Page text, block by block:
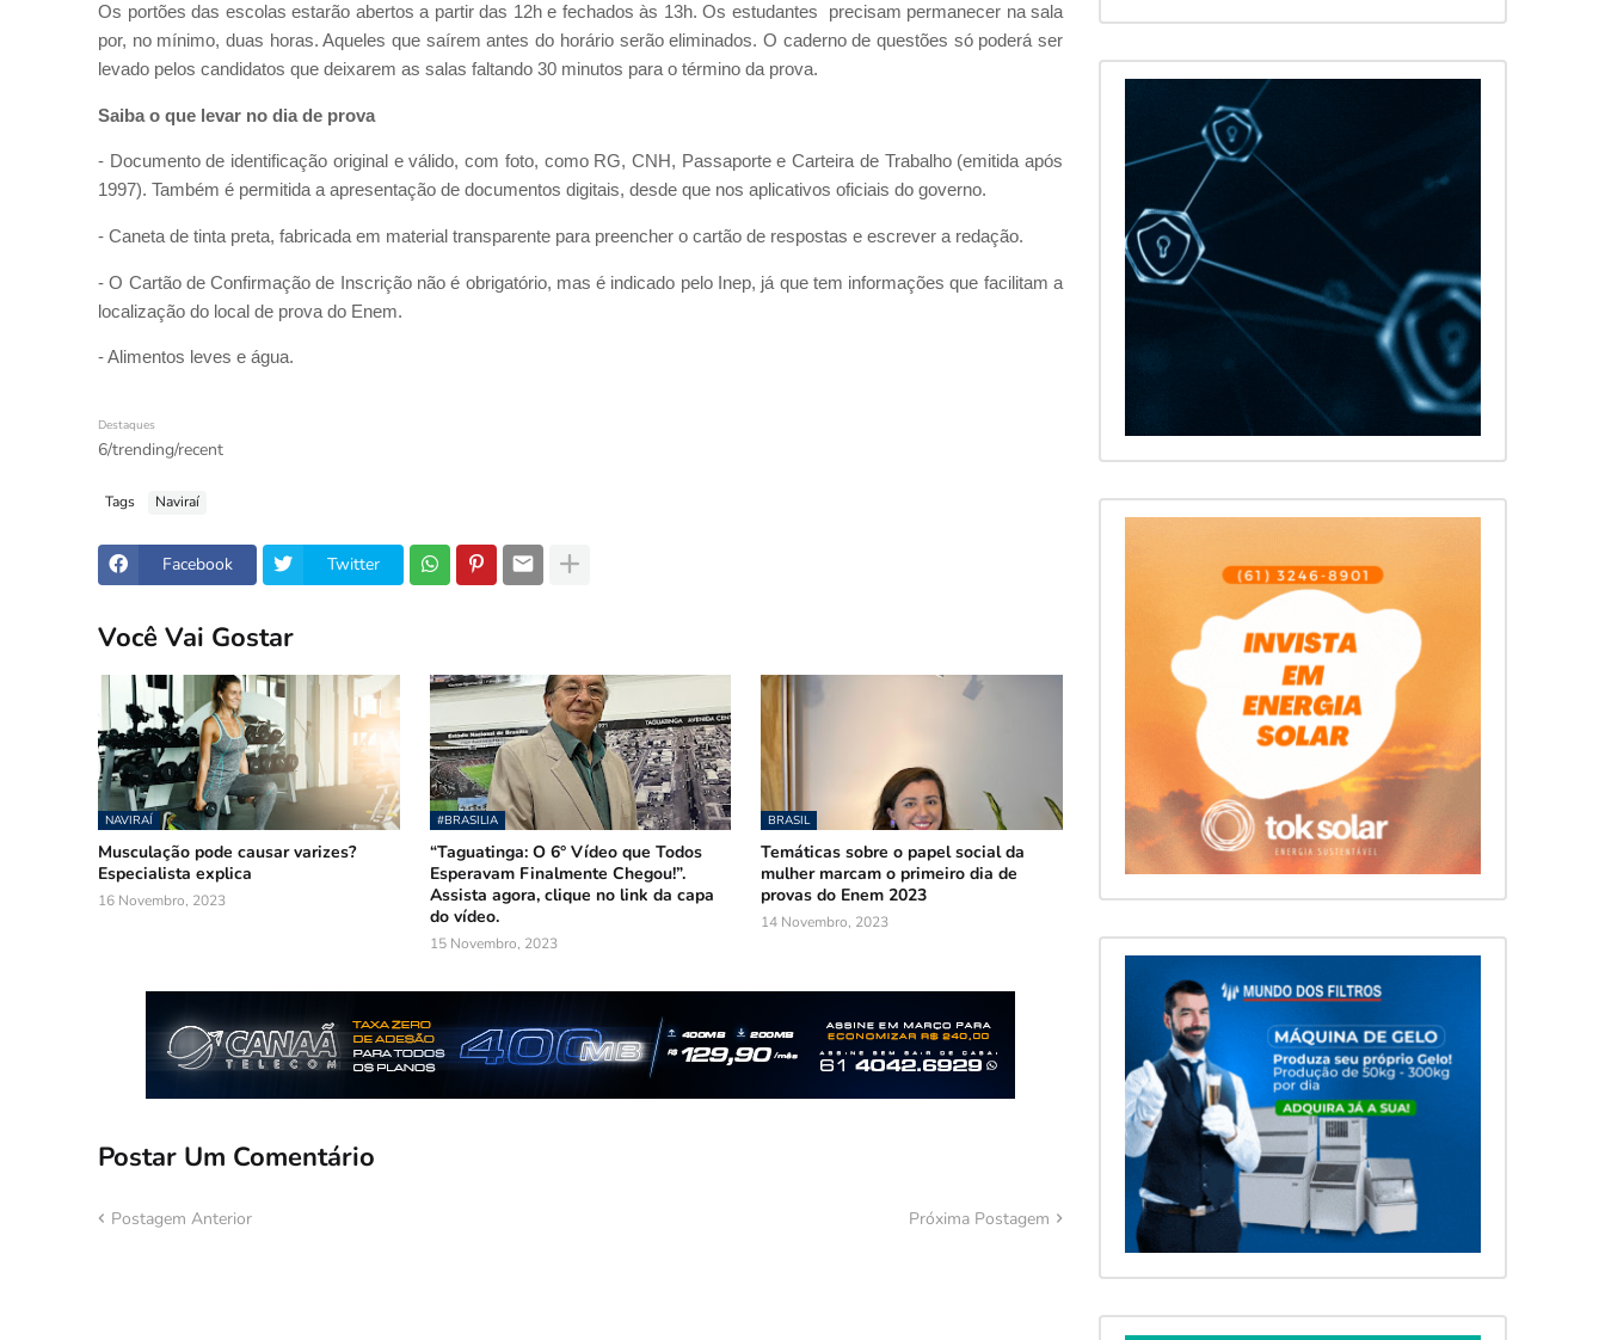
Os portões das escolas estarão abertos a partir das 12h e fechados às 13h. Os estudantes precisam permanecer na sala
por, no mínimo, duas horas. Aqueles que saírem antes do horário serão eliminados. O caderno de questões só poderá ser
levado pelos candidatos que deixarem as salas faltando 30 minutos para o término da prova.
Saiba o que levar no dia de prova
- Documento de identificação original e válido, com foto, como RG, CNH, Passaporte e Carteira de Trabalho (emitida após
1997). Também é permitida a apresentação de documentos digitais, desde que nos aplicativos oficiais do governo.
- Caneta de tinta preta, fabricada em material transparente para preencher o cartão de respostas e escrever a redação.
- O Cartão de Confirmação de Inscrição não é obrigatório, mas é indicado pelo Inep, já que tem informações que facilitam a
localização do local de prova do Enem.
- Alimentos leves e água.
Destaques
6/trending/recent
Tags Naviraí
Facebook Twitter
Você Vai Gostar
NAVIRAÍ
Musculação pode causar varizes?
Especialista explica
16 Novembro, 2023
#BRASILIA
“Taguatinga: O 6° Vídeo que Todos
Esperavam Finalmente Chegou!”.
Assista agora, clique no link da capa
do vídeo.
15 Novembro, 2023
BRASIL
Temáticas sobre o papel social da
mulher marcam o primeiro dia de
provas do Enem 2023
14 Novembro, 2023
Postar Um Comentário
Postagem Anterior Próxima Postagem